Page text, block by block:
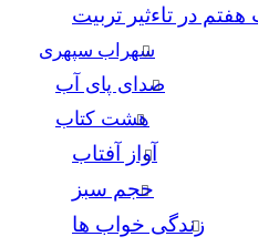
هفتم در تاءثیر تربیت
سهراب سپهری
صدای پای آب
هشت کتاب
آواز آفتاب
حجم سبز
زندگی خواب ها